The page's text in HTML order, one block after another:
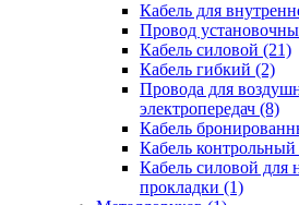
Кабель для
Провод
Кабель силовой (21)
Кабель гибкий (2)
Провода для
электропередач (8)
Кабель
Кабель контрольный
Кабель силовой для
прокладки (1)